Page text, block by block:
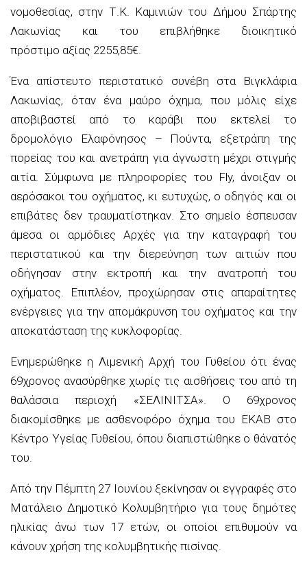
νομοθεσίας, στην Τ.Κ. Καμινιών του Δήμου Σπάρτης
Λακωνίας και του επιβλήθηκε διοικητικό
πρόστιμο αξίας 2255,85€.
Ένα απίστευτο περιστατικό συνέβη στα Βιγκλάφια
Λακωνίας, όταν ένα μαύρο όχημα, που μόλις είχε
αποβιβαστεί από το καράβι που εκτελεί το
δρομολόγιο Ελαφόνησος – Πούντα, εξετράπη της
πορείας του και ανετράπη για άγνωστη μέχρι στιγμής
αιτία. Σύμφωνα με πληροφορίες του Fly, άνοιξαν οι
αερόσακοι του οχήματος, κι ευτυχώς, ο οδηγός και οι
επιβάτες δεν τραυματίστηκαν. Στο σημείο έσπευσαν
άμεσα οι αρμόδιες Αρχές για την καταγραφή του
περιστατικού και την διερεύνηση των αιτιών που
οδήγησαν στην εκτροπή και την ανατροπή του
οχήματος. Επιπλέον, προχώρησαν στις απαραίτητες
ενέργειες για την απομάκρυνση του οχήματος και την
αποκατάσταση της κυκλοφορίας.
Ενημερώθηκε η Λιμενική Αρχή του Γυθείου ότι ένας
69χρονος ανασύρθηκε χωρίς τις αισθήσεις του από τη
θαλάσσια περιοχή «ΣΕΛΙΝΙΤΣΑ». Ο 69χρονος
διακομίσθηκε με ασθενοφόρο όχημα του ΕΚΑΒ στο
Κέντρο Υγείας Γυθείου, όπου διαπιστώθηκε ο θάνατός
του.
Από την Πέμπτη 27 Ιουνίου ξεκίνησαν οι εγγραφές στο
Ματάλειο Δημοτικό Κολυμβητήριο για τους δημότες
ηλικίας άνω των 17 ετών, οι οποίοι επιθυμούν να
κάνουν χρήση της κολυμβητικής πισίνας.